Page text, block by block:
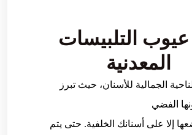
التلبيسات
المعدنية
الجمالية للأسنان، حيث تبرز
الفضي
إلا على أسنانك الخلفية. حتى يتم